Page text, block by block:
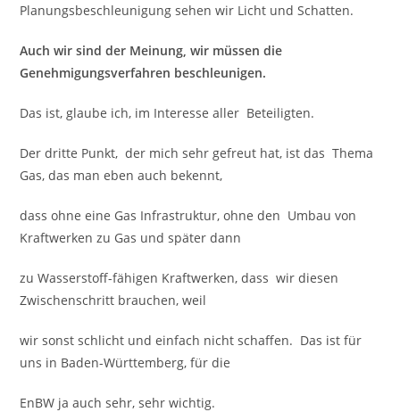
Planungsbeschleunigung sehen wir Licht und Schatten.
Auch wir sind der Meinung, wir müssen die
Genehmigungsverfahren beschleunigen.
Das ist, glaube ich, im Interesse aller Beteiligten.
Der dritte Punkt, der mich sehr gefreut hat, ist das Thema
Gas, das man eben auch bekennt,
dass ohne eine Gas Infrastruktur, ohne den Umbau von
Kraftwerken zu Gas und später dann
zu Wasserstoff-fähigen Kraftwerken, dass wir diesen
Zwischenschritt brauchen, weil
wir sonst schlicht und einfach nicht schaffen. Das ist für
uns in Baden-Württemberg, für die
EnBW ja auch sehr, sehr wichtig.